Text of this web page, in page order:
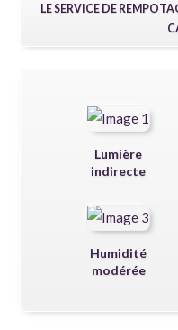
LE SERVICE DE
Lumière
indirecte
Humidité
modérée